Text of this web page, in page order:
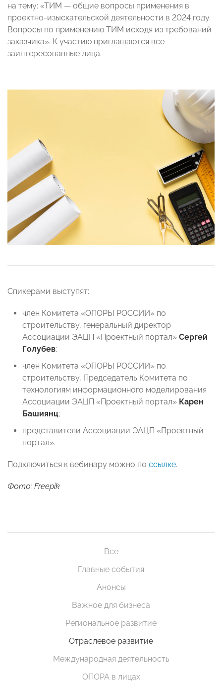
на тему: «ТИМ — общие вопросы применения в
проектно-изыскательской деятельности в 2024 году.
Вопросы по применению ТИМ исходя из требований
заказчика». К участию приглашаются все
заинтересованные лица.
Спикерами выступят:
член Комитета «ОПОРЫ РОССИИ» по
строительству, генеральный директор
Ассоциации ЭАЦП «Проектный портал» Сергей
Голубев;
член Комитета «ОПОРЫ РОССИИ» по
строительству, Председатель Комитета по
технологиям информационного моделирования
Ассоциации ЭАЦП «Проектный портал» Карен
Башиянц;
представители Ассоциации ЭАЦП «Проектный
портал».
Подключиться к вебинару можно по ссылке.
Фото: Freepik
Все
Главные события
Анонсы
Важное для бизнеса
Региональное развитие
Отраслевое развитие
Международная деятельность
ОПОРА в лицах